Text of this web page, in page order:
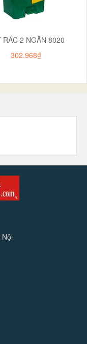
RÁC 2 NGĂN 8020
302.968₫
Nội